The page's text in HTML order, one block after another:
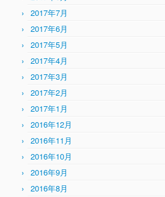
2017年7月
2017年6月
2017年5月
2017年4月
2017年3月
2017年2月
2017年1月
2016年12月
2016年11月
2016年10月
2016年9月
2016年8月